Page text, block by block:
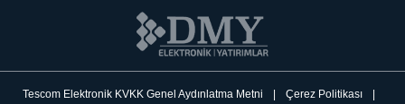
Tescom Elektronik KVKK Genel Aydınlatma Metni Çerez Politikası